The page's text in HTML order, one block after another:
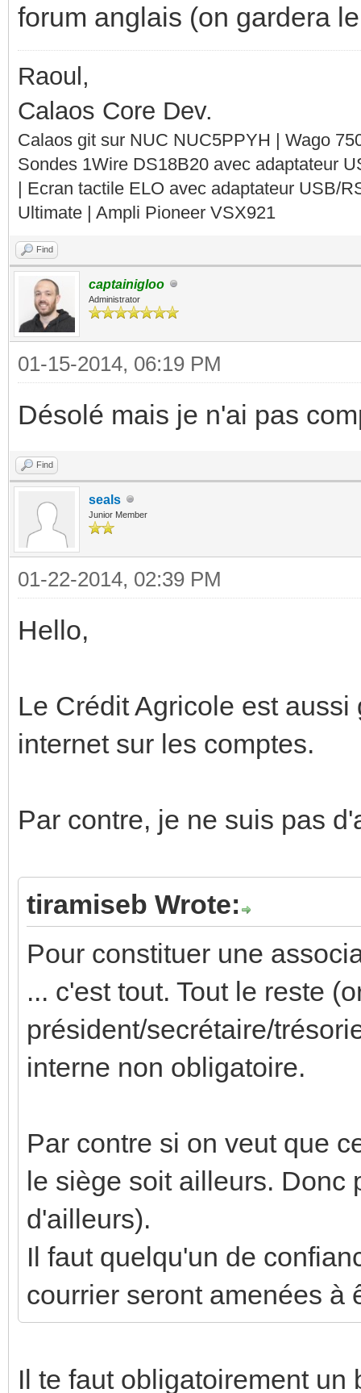
forum anglais (on gardera
Raoul,
Calaos Core Dev.
Calaos git sur NUC NUC5PPYH | Wago
Sondes 1Wire DS18B20 avec adaptateur
| Ecran tactile ELO avec adaptateur USB/
Ultimate | Ampli Pioneer VSX921
Find
captainigloo
Administrator
01-15-2014, 06:19 PM
Désolé mais je n'ai pas
Find
seals
Junior Member
01-22-2014, 02:39 PM
Hello,
Le Crédit Agricole est
internet sur les comptes.
Par contre, je ne suis pas
tiramiseb Wrote:
Pour constituer une
... c'est tout. Tout le reste
président/secrétaire/
interne non obligatoire.
Par contre si on veut que
le siège soit ailleurs. Donc
d'ailleurs).
Il faut quelqu'un de
courrier seront amenées à
Il te faut obligatoirement un